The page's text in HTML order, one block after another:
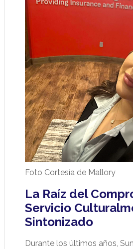
Foto Cortesía de Mallory
La Raíz del
Servicio
Sintonizado
Durante los últimos años,